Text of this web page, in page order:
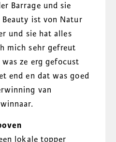
Barrage und sie
ist von Natur
und sie hat alles
mich sehr gefreut
ze erg gefocust
end en dat was goed
van
lokale topper